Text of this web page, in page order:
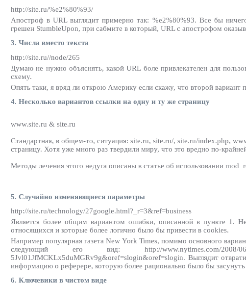
http://site.ru/%e2%80%93/
Апостроф в URL выглядит примерно так: %e2%80%93. Все бы
грешен StumbleUpon, при сабмите в который, URL с апострофом
3. Числа вместо текста
http://site.ru//node/265
Думаю не нужно объяснять, какой URL боле привлекателен для
схему.
Опять таки, я вряд ли открою Америку если скажу, что второй вариант
4. Несколько вариантов ссылки на одну и ту же страницу
www.site.ru & site.ru
Стандартная, в общем-то, ситуация: site.ru, site.ru/, site.ru/index.php,
страницу. Хотя уже много раз твердили миру, что это вредно по-
Методы лечения этого недуга описаны в статье об использовании
5. Случайно изменяющиеся параметры
http://site.ru/technology/27google.html?_r=3&ref=business
Является более общим вариантом ошибки, описанной в пункте 1.
относящихся и которые более логично было бы привести в cookies.
Например популярная газета New York Times, помимо основного
следующий его вид: http://www.nytimes.com/2008/06/27/
5Jvl01JfMCKLx5duMGRv9g&oref=slogin&oref=slogin. Выглядит
информацию о реферере, которую более рационально было бы
6. Ключевики в чистом виде